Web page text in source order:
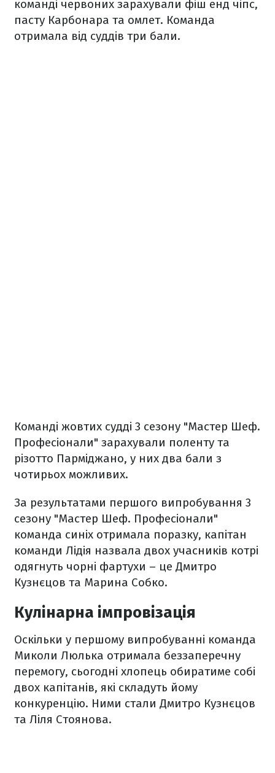
команді червоних зарахували фіш енд чіпс,
пасту Карбонара та омлет. Команда
отримала від суддів три бали.
Команді жовтих судді 3 сезону "Мастер Шеф.
Професіонали" зарахували поленту та
різотто Парміджано, у них два бали з
чотирьох можливих.
За результатами першого випробування 3
сезону "Мастер Шеф. Професіонали"
команда синіх отримала поразку, капітан
команди Лідія назвала двох учасників котрі
одягнуть чорні фартухи – це Дмитро
Кузнєцов та Марина Собко.
Кулінарна імпровізація
Оскільки у першому випробуванні команда
Миколи Люлька отримала беззаперечну
перемогу, сьогодні хлопець обиратиме собі
двох капітанів, які складуть йому
конкуренцію. Ними стали Дмитро Кузнєцов
та Ліля Стоянова.